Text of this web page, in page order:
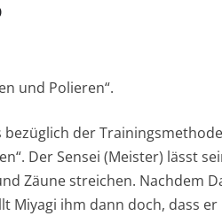
und Polieren“.
bezüglich der
Der Sensei (Meister) lässt
Zäune streichen. Nachdem
Miyagi ihm dann doch, dass